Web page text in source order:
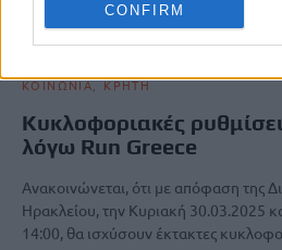
CONFIRM
ΚΟΙΝΩΝΙΑ ΚΡΗΤΗ
Κυκλοφοριακές
λόγω Run Greece
Ανακοινώνεται, ότι με απόφαση της
Ηρακλείου, την Κυριακή 30.03.2025
14:00, θα ισχύσουν έκτακτες